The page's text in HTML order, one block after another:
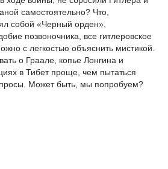
самостоятельно? Что,
собой «Черный орден»,
позвоночника, все гитлеровское
с легкостью объяснить мистикой.
о Граале, копье Лонгина и
в Тибет проще, чем пытаться
Может быть, мы попробуем?